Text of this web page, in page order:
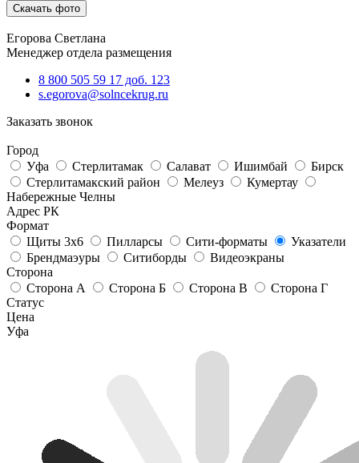
Скачать фото
Егорова Светлана
Менеджер отдела размещения
8 800 505 59 17 доб. 123
s.egorova@solncekrug.ru
Заказать звонок
Город
Уфа
Стерлитамак Салават Ишимбай
Бирск
Стерлитамакский район
Мелеуз
Кумертау
Набережные Челны
Адрес РК
Формат
Щиты 3х6
Пилларсы Сити-форматы
Указатели
Брендмаэуры
Ситиборды
Видеоэкраны
Сторона
Сторона А
Сторона Б Сторона В
Сторона Г
Статус
Цена
Уфа